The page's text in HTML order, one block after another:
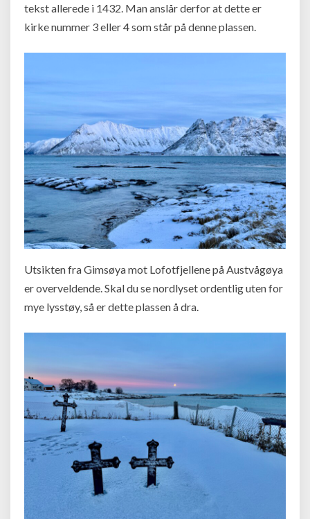
tekst allerede i 1432. Man anslår derfor at dette er
kirke nummer 3 eller 4 som står på denne plassen.
Utsikten fra Gimsøya mot Lofotfjellene på Austvågøya
er overveldende. Skal du se nordlyset ordentlig uten for
mye lysstøy, så er dette plassen å dra.